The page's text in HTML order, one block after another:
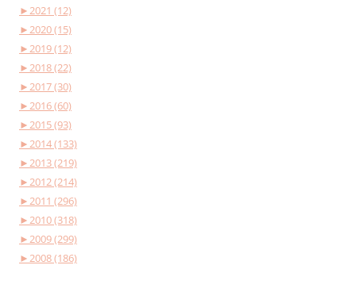
►2021 (12)
►2020 (15)
►2019 (12)
►2018 (22)
►2017 (30)
►2016 (60)
►2015 (93)
►2014 (133)
►2013 (219)
►2012 (214)
►2011 (296)
►2010 (318)
►2009 (299)
►2008 (186)